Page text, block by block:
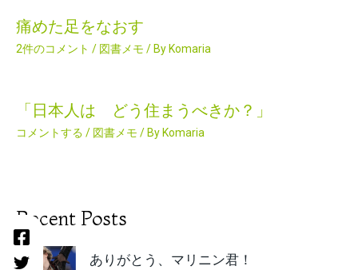
痛めた足をなおす
2件のコメント / 図書メモ / By Komaria
「日本人は どう住まうべきか？」
コメントする / 図書メモ / By Komaria
Recent Posts
ありがとう、マリニン君！